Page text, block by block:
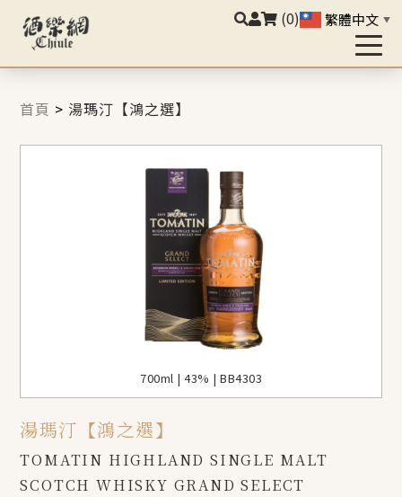
(0) 繁體中文 ▼
首頁 > 湯瑪汀【鴻之選】
700ml | 43% | BB4303
湯瑪汀【鴻之選】
TOMATIN HIGHLAND SINGLE MALT
SCOTCH WHISKY GRAND SELECT